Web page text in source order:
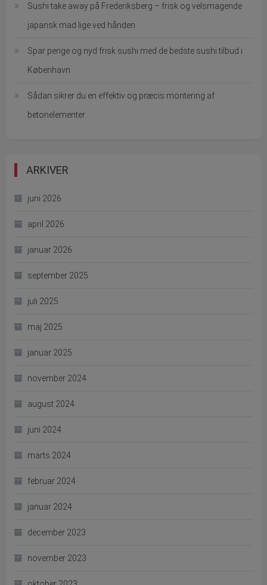
Sushi take away på Frederiksberg – frisk og velsmagende
japansk mad lige ved hånden
Spar penge og nyd frisk sushi med de bedste sushi tilbud i
København
Sådan sikrer du en effektiv og præcis montering af
betonelementer
ARKIVER
juni 2026
april 2026
januar 2026
september 2025
juli 2025
maj 2025
januar 2025
november 2024
august 2024
juni 2024
marts 2024
februar 2024
januar 2024
december 2023
november 2023